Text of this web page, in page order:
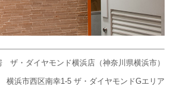
ザ・ダイヤモンド横浜店（神奈川県横浜市）
横浜市西区南幸1-5 ザ・ダイヤモンドGエリア